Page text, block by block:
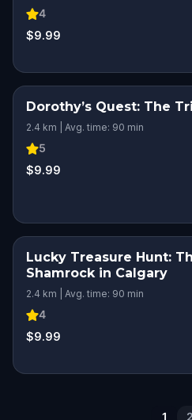
4
$9.99
Dorothy’s Quest: The
2.4 km | Avg. time: 90 min
5
$9.99
Lucky Treasure Hunt:
Shamrock in Calgary
2.4 km | Avg. time: 90 min
4
$9.99
1 2